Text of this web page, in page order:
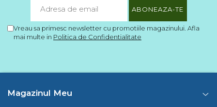
Vreau sa primesc newsletter cu promotiile magazinului. Afla
mai multe in Politica de Confidentialitate
Magazinul Meu